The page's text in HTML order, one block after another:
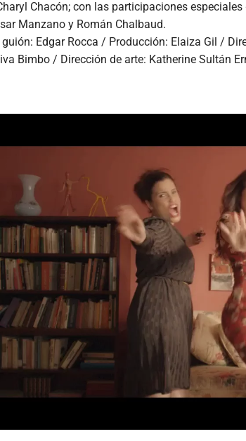
Chacón; con las participaciones
Manzano y Román Chalbaud.
Edgar Rocca / Producción: Elaiza Gil /
Bimbo / Dirección de arte: Katherine Sultán